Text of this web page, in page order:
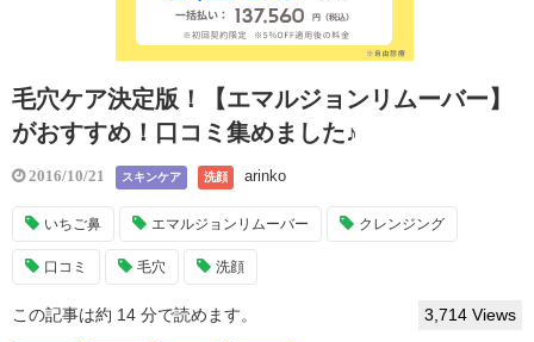
毛穴ケア決定版！【エマルジョンリムーバー】
がおすすめ！口コミ集めました♪
2016/10/21 スキンケア 洗顔 arinko
いちご鼻 エマルジョンリムーバー クレンジング
口コミ 毛穴 洗顔
この記事は約 14 分で読めます。 3,714 Views